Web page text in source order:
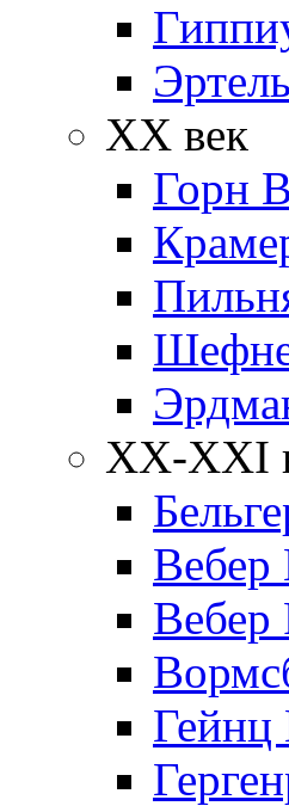
XX век
Горн
ХХ-XXI
Вебер
Вебер
Гейнц